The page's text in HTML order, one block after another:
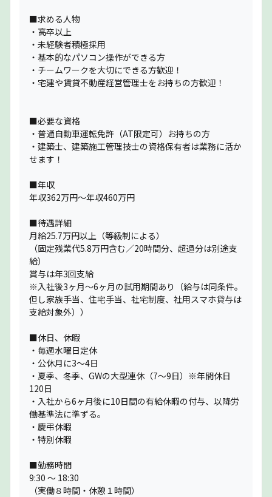
■求める人物
・高卒以上
・未経験者積極採用
・基本的なパソコン操作ができる方
・チームワークを大切にできる方歓迎！
・宅建や賃貸不動産経営管理士をお持ちの方歓迎！
■必要な資格
・普通自動車運転免許（AT限定可）お持ちの方
・建築士、建築施工管理技士の資格保有者は業務に活か
せます！
■年収
年収362万円～年収460万円
■待遇詳細
月給25.7万円以上（等級制による）
（固定残業代5.8万円含む／20時間分、超過分は別途支
給）
賞与は年3回支給
※入社後3ヶ月〜6ヶ月の試用期間あり（給与は同条件。
但し家族手当、住宅手当、社宅制度、社用スマホ貸与は
支給対象外））
■休日、休暇
・毎週水曜日定休
・公休月に3〜4日
・夏季、冬季、GWの大型連休（7〜9日）※年間休日
120日
・入社から6ヶ月後に10日間の有給休暇の付与、以降労
働基準法に準ずる。
・慶弔休暇
・特別休暇
■勤務時間
9:30 〜 18:30
（実働８時間・休憩１時間）